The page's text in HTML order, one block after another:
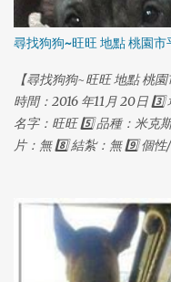
尋找狗狗~旺旺 地點 桃園
【尋找狗狗~旺旺 地點 桃
時間：2016 年11月 20日
名字：旺旺 5️⃣ 品種：米克
片：無 8️⃣ 結紮：無 9️⃣ 個